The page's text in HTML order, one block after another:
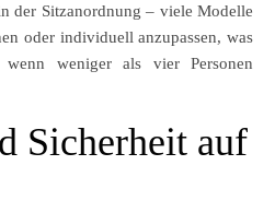
der Sitzanordnung – viele Modelle
oder individuell anzupassen, was
wenn weniger als vier Personen
Sicherheit auf